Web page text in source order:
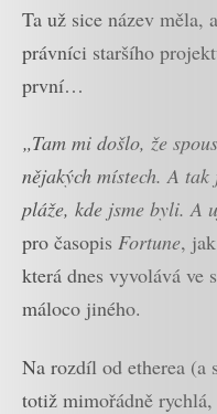
Ta už sice název měla,
právníci staršího
první…
„Tam mi došlo, že
nějakých místech. A
pláže, kde jsme byli. A
pro časopis Fortune, jak
která dnes vyvolává ve
máloco jiného.
Na rozdíl od etherea
totiž mimořádně